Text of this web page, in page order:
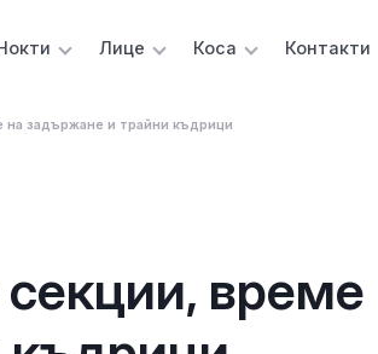
Лице Коса Контакти
на задържане и трайни къдрици
време